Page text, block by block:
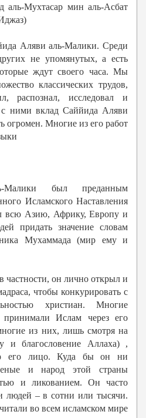
Мухтасар мин аль-Асбат
Аляви аль-Малики. Среди
не упомянутых, а есть
ждут своего часа. Мы
классических трудов,
распознал, исследовал и
с ними вклад Саййида Аляви
огромен. Многие из его работ
был преданным
Исламского Наставления
всю Азию, Африку, Европу и
придать значение словам
Мухаммада (мир ему и
он лично открыл и
чтобы конкурировать с
христиан. Многие
принимали Ислам через его
из них, лишь смотря на
благословение Аллаха) ,
его лицо. Куда бы он ни
и народ этой страны
и ликованием. Он часто
людей – в сотни или тысячи.
во всем исламском мире